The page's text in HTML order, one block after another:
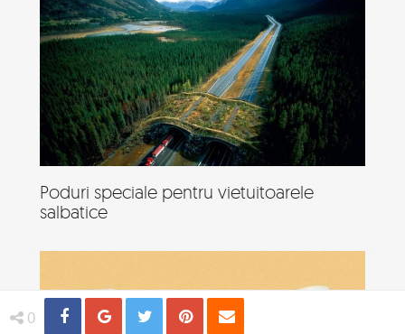
0 Share Distribuie
Tweet Pin
Poduri speciale pentru vietuitoarele
salbatice